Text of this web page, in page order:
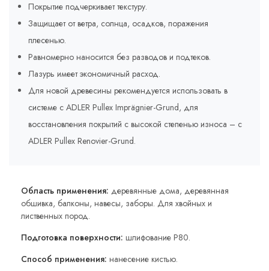
Покрытие подчеркивает текстуру.
Защищает от ветра, солнца, осадков, поражения
плесенью.
Равномерно наносится без разводов и подтеков.
Лазурь имеет экономичный расход.
Для новой древесины рекомендуется использовать в
системе с ADLER Pullex Imprägnier-Grund, для
восстановления покрытий с высокой степенью износа – с
ADLER Pullex Renovier-Grund.
Область применения: деревянные дома, деревянная
обшивка, балконы, навесы, заборы. Для хвойных и
лиственных пород.
Подготовка поверхности: шлифование P80.
Способ применения: нанесение кистью.